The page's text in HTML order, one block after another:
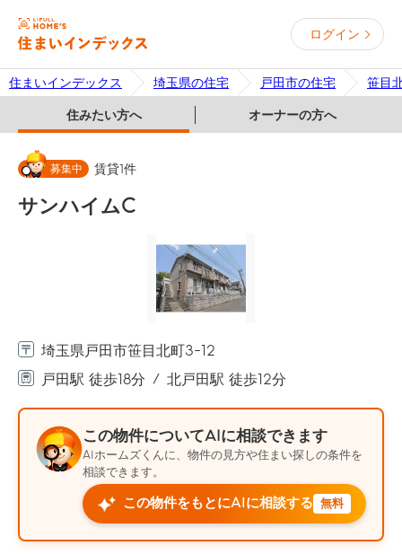
ログイン
住まいインデックス 埼玉県の住宅 戸田市の住宅 笹目
住みたい方へ オーナーの方へ
募集中 賃貸1件
サンハイムC
埼玉県戸田市笹目北町3-12
戸田駅 徒歩18分
北戸田駅 徒歩12分
この物件についてAIに相談できます
AIホームズくんに、物件の見方や住まい探しの条件を
相談できます。
この物件をもとにAIに相談する 無料